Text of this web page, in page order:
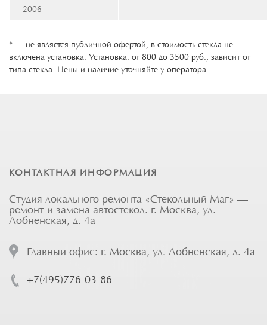
2006
* — не является публичной офертой, в стоимость стекла не
включена установка. Установка: от 800 до 3500 руб., зависит от
типа стекла. Цены и наличие уточняйте у оператора.
КОНТАКТНАЯ ИНФОРМАЦИЯ
Студия локального ремонта «Стекольный Маг» —
ремонт и замена автостекол. г. Москва, ул.
Лобненская, д. 4а
Главный офис: г. Москва, ул. Лобненская, д. 4а
+7(495)776-03-86